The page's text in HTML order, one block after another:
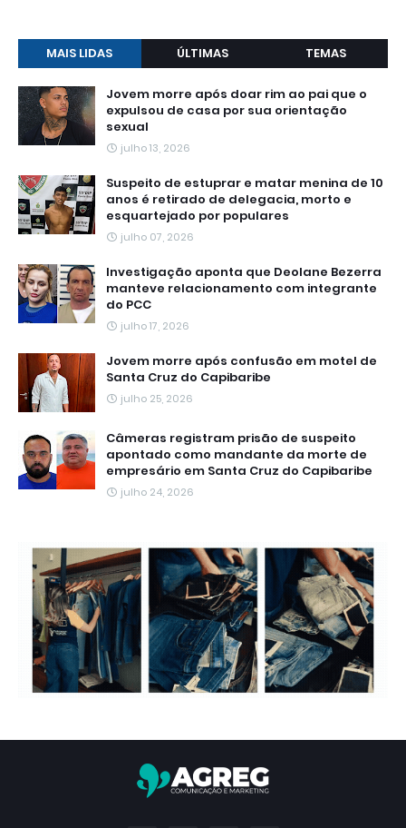
MAIS LIDAS ÚLTIMAS TEMAS
Jovem morre após doar rim ao pai que o
expulsou de casa por sua orientação
sexual
julho 13, 2026
Suspeito de estuprar e matar menina de 10
anos é retirado de delegacia, morto e
esquartejado por populares
julho 07, 2026
Investigação aponta que Deolane Bezerra
manteve relacionamento com integrante
do PCC
julho 17, 2026
Jovem morre após confusão em motel de
Santa Cruz do Capibaribe
julho 25, 2026
Câmeras registram prisão de suspeito
apontado como mandante da morte de
empresário em Santa Cruz do Capibaribe
julho 24, 2026